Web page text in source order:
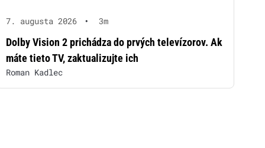
7. augusta 2026 • 3m
Dolby Vision 2 prichádza do prvých televízorov. Ak
máte tieto TV, zaktualizujte ich
Roman Kadlec